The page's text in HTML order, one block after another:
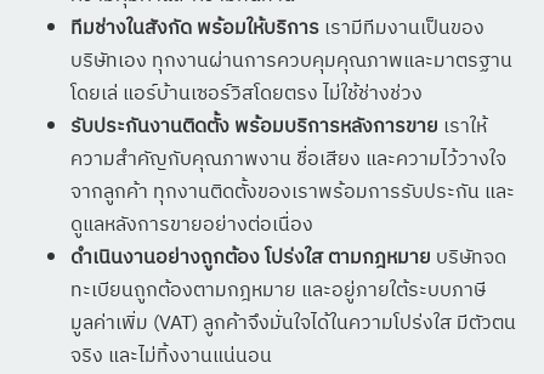
ทีมช่างในสังกัด พร้อมให้บริการเรามีทีมงานเป็นของ
บริษัทเอง ทุกงานผ่านการควบคุมคุณภาพและมาตรฐาน
โดยเล่ แอร์บ้านเซอร์วิสโดยตรง ไม่ใช้ช่างช่วง
รับประกันงานติดตั้ง พร้อมบริการหลังการขาย เราให้
ความสำคัญกับคุณภาพงาน ชื่อเสียง และความไว้วางใจ
จากลูกค้า ทุกงานติดตั้งของเราพร้อมการรับประกัน และ
ดูแลหลังการขายอย่างต่อเนื่อง
ดำเนินงานอย่างถูกต้อง โปร่งใส ตามกฎหมาย บริษัทจด
ทะเบียนถูกต้องตามกฎหมาย และอยู่ภายใต้ระบบภาษี
มูลค่าเพิ่ม (VAT) ลูกค้าจึงมั่นใจได้ในความโปร่งใส มีตัวตน
จริง และไม่ทิ้งงานแน่นอน